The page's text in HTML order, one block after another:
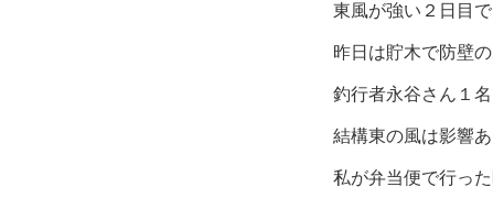
東風が強い２日目
昨日は貯木で防壁
釣行者永谷さん１
結構東の風は影響
私が弁当便で行っ